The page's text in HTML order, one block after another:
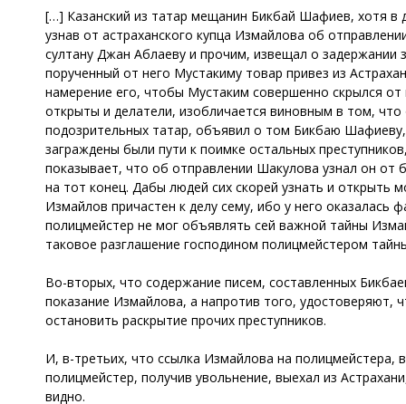
[…] Казанский из татар мещанин Бикбай Шафиев, хотя в
узнав от астраханского купца Измайлова об
султану Джан Аблаеву и прочим, извещал о задержании
порученный от него Мустакиму товар привез из
намерение его, чтобы Мустаким совершенно скрылся
открыты и делатели, изобличается виновным в том,
подозрительных татар, объявил о том Бикбаю
заграждены были пути к поимке остальных
показывает, что об отправлении Шакулова узнал он
на тот конец. Дабы людей сих скорей узнать и
Измайлов причастен к делу сему, ибо у него оказалась
полицмейстер не мог объявлять сей важной тайны
таковое разглашение господином полицмейстером
Во-вторых, что содержание писем, составленных
показание Измайлова, а напротив того,
остановить раскрытие прочих преступников.
И, в-третьих, что ссылка Измайлова на
полицмейстер, получив увольнение, выехал из
видно.